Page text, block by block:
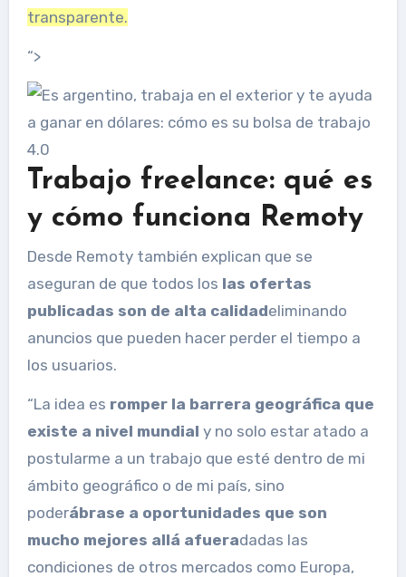
transparente.
“>
Trabajo freelance: qué es
y cómo funciona Remoty
Desde Remoty también explican que se
aseguran de que todos los las ofertas
publicadas son de alta calidadeliminando
anuncios que pueden hacer perder el tiempo a
los usuarios.
“La idea es romper la barrera geográfica que
existe a nivel mundial y no solo estar atado a
postularme a un trabajo que esté dentro de mi
ámbito geográfico o de mi país, sino
poderábrase a oportunidades que son
mucho mejores allá afueradadas las
condiciones de otros mercados como Europa,